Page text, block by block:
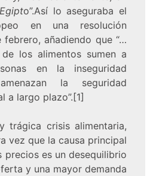
o”.Así lo aseguraba el
en una resolución
febrero, añadiendo que “…
los alimentos sumen a
en la inseguridad
la seguridad
a largo plazo”.[1]
trágica crisis alimentaria,
vez que la causa principal
precios es un desequilibrio
y una mayor demanda